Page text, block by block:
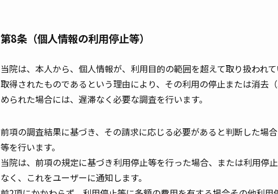
第8条（個人情報の利用停止等）
当院は、本人から、個人情報が、利用目的の範囲を超えて取り扱われ
取得されたものであるという理由により、その利用の停止または消去
められた場合には、遅滞なく必要な調査を行います。
前項の調査結果に基づき、その請求に応じる必要があると判断した場
等を行います。
当院は、前項の規定に基づき利用停止等を行った場合、または利用停
なく、これをユーザーに通知します。